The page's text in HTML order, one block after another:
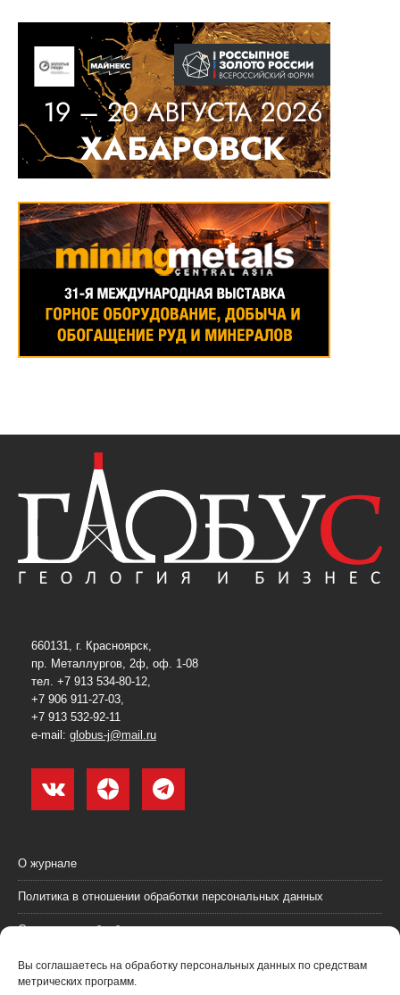
Вы соглашаетесь на обработку персональных данных по средствам
метрических программ.
660131, г. Красноярск,
пр. Металлургов, 2ф, оф. 1-08
тел. +7 913 534-80-12,
+7 906 911-27-03,
+7 913 532-92-11
e-mail: globus-j@mail.ru
О журнале
Политика в отношении обработки персональных данных
Согласие на обработку персональных данных
Пользовательское соглашение (оферта)